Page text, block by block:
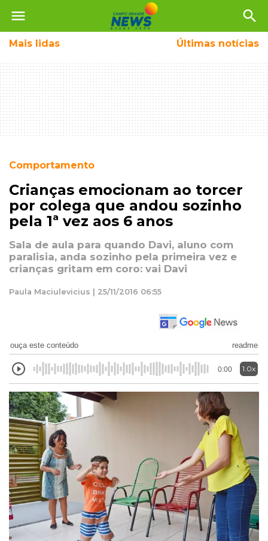
menu search
Mais lidas Últimas notícias
Comportamento
Crianças emocionam ao torcer
por colega que andou sozinho
pela 1ª vez aos 6 anos
Sala de aula para quando Davi, aluno com
paralisia, anda sozinho pela primeira vez e
crianças gritam em coro: vai Davi
Paula Maciulevicius | 25/11/2016 06:55
ouça este conteúdo readme
0:00 1.0x